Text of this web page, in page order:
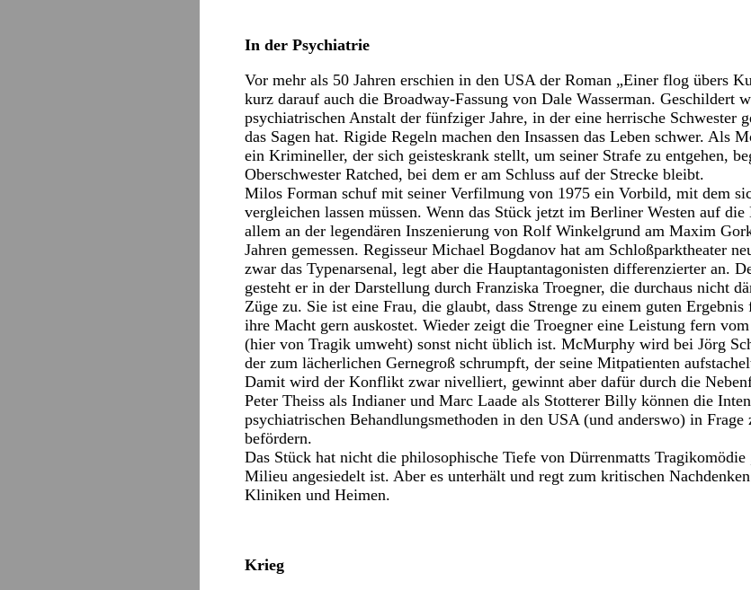
In der Psychiatrie
Vor mehr als 50 Jahren erschien in den USA der Roman „Einer flog übers
kurz darauf auch die Broadway-Fassung von Dale Wasserman. Geschildert
psychiatrischen Anstalt der fünfziger Jahre, in der eine herrische Schwester
das Sagen hat. Rigide Regeln machen den Insassen das Leben schwer. Als
ein Krimineller, der sich geisteskrank stellt, um seiner Strafe zu entgehen,
Oberschwester Ratched, bei dem er am Schluss auf der Strecke bleibt.
Milos Forman schuf mit seiner Verfilmung von 1975 ein Vorbild, mit dem
vergleichen lassen müssen. Wenn das Stück jetzt im Berliner Westen auf
allem an der legendären Inszenierung von Rolf Winkelgrund am Maxim
Jahren gemessen. Regisseur Michael Bogdanov hat am Schloßparktheater
zwar das Typenarsenal, legt aber die Hauptantagonisten differenzierter an.
gesteht er in der Darstellung durch Franziska Troegner, die durchaus nicht
Züge zu. Sie ist eine Frau, die glaubt, dass Strenge zu einem guten
ihre Macht gern auskostet. Wieder zeigt die Troegner eine Leistung fern
(hier von Tragik umweht) sonst nicht üblich ist. McMurphy wird bei Jörg
der zum lächerlichen Gernegroß schrumpft, der seine Mitpatienten
Damit wird der Konflikt zwar nivelliert, gewinnt aber dafür durch die
Peter Theiss als Indianer und Marc Laade als Stotterer Billy können die
psychiatrischen Behandlungsmethoden in den USA (und anderswo) in
befördern.
Das Stück hat nicht die philosophische Tiefe von Dürrenmatts
Milieu angesiedelt ist. Aber es unterhält und regt zum kritischen
Kliniken und Heimen.
Krieg